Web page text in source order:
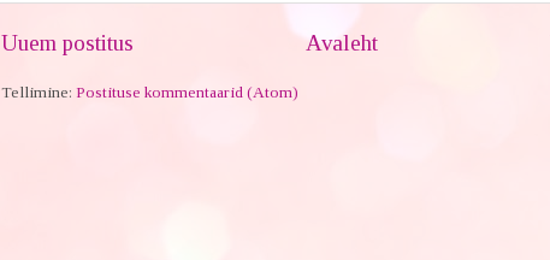
Uuem postitus Avaleht
Tellimine: Postituse kommentaarid (Atom)